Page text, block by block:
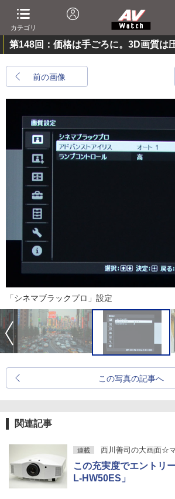
カテゴリ
第148回：価格は手ごろに。3D画質は
前の画像
「シネマブラックプロ」設定
この写真の記事へ
関連記事
連載 西川善司の大画面☆
この充実度でエントリ
L-HW50ES」